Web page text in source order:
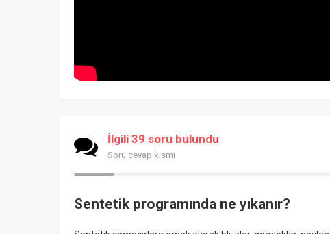
İlgili 39 soru bulundu
Soru cevap kısmı
Sentetik programında ne yıkanır?